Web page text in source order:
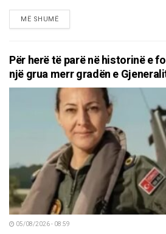
MË SHUMËDETAILS
Për herë të parë në historinë e
një grua merr gradën e
05/08/2026 - 08:59